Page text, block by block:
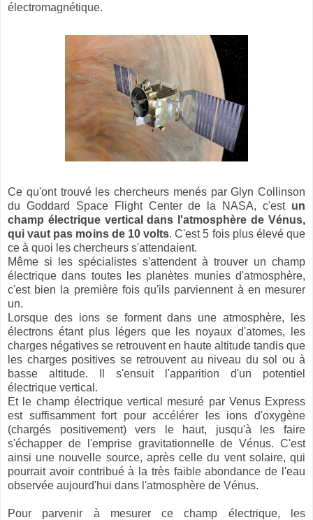
électromagnétique.
Ce qu'ont trouvé les chercheurs menés par Glyn Collinson
du Goddard Space Flight Center de la NASA, c'est un
champ électrique vertical dans l'atmosphère de Vénus,
qui vaut pas moins de 10 volts. C'est 5 fois plus élevé que
ce à quoi les chercheurs s'attendaient.
Même si les spécialistes s'attendent à trouver un champ
électrique dans toutes les planètes munies d'atmosphère,
c'est bien la première fois qu'ils parviennent à en mesurer
un.
Lorsque des ions se forment dans une atmosphère, les
électrons étant plus légers que les noyaux d'atomes, les
charges négatives se retrouvent en haute altitude tandis que
les charges positives se retrouvent au niveau du sol ou à
basse altitude. Il s'ensuit l'apparition d'un potentiel
électrique vertical.
Et le champ électrique vertical mesuré par Venus Express
est suffisamment fort pour accélérer les ions d'oxygène
(chargés positivement) vers le haut, jusqu'à les faire
s'échapper de l'emprise gravitationnelle de Vénus. C'est
ainsi une nouvelle source, après celle du vent solaire, qui
pourrait avoir contribué à la très faible abondance de l'eau
observée aujourd'hui dans l'atmosphère de Vénus.
Pour parvenir à mesurer ce champ électrique, les